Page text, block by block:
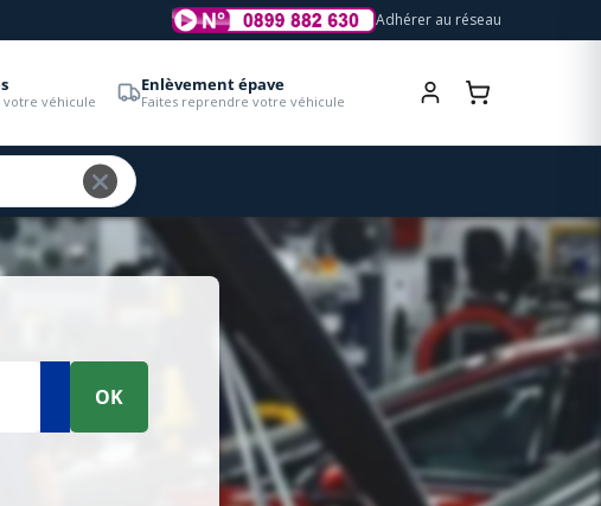
Adhérer au réseau
votre véhicule
Enlèvement épave
Faites reprendre votre véhicule
OK